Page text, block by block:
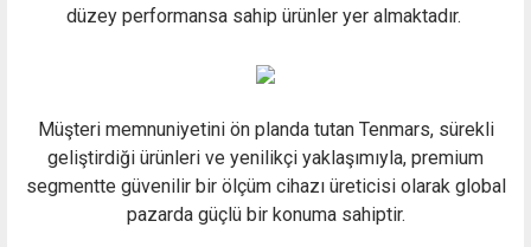
düzey performansa sahip ürünler yer almaktadır.
Müşteri memnuniyetini ön planda tutan Tenmars, sürekli
geliştirdiği ürünleri ve yenilikçi yaklaşımıyla, premium
segmentte güvenilir bir ölçüm cihazı üreticisi olarak global
pazarda güçlü bir konuma sahiptir.